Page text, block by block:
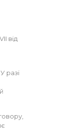
від
разі